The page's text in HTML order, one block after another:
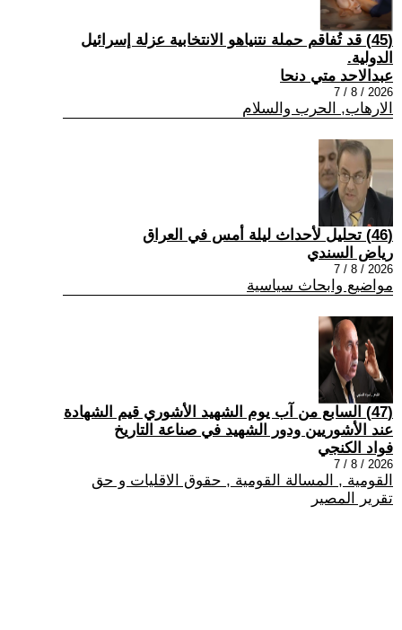
(45) قد تُفاقم حملة نتنياهو الانتخابية عزلة إسرائيل
الدولية.
عبدالاحد متي دنحا
2026 / 8 / 7
الارهاب, الحرب والسلام
(46) تحليل لأحداث ليلة أمس في العراق
رياض السندي
2026 / 8 / 7
مواضيع وابحاث سياسية
(47) السابع من آب يوم الشهيد الأشوري قيم الشهادة
عند الأشوريين ودور الشهيد في صناعة التاريخ
فواد الكنجي
2026 / 8 / 7
القومية , المسالة القومية , حقوق الاقليات و حق
تقرير المصير